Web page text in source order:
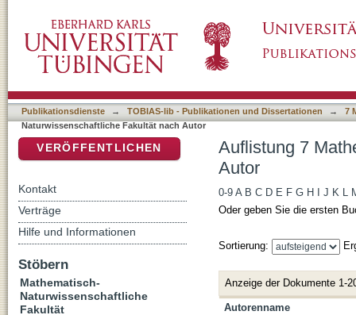
Publikationsdienste → TOBIAS-lib - Publikationen und Dissertationen →
7
Naturwissenschaftliche Fakultät nach Autor
Auflistung 7
Autor
0-9 A B C D E F G H J K L
Oder geben Sie die ersten
Sortierung:
Anzeige der Dokumente 1-
Autorenname
VERÖFFENTLICHEN
Kontakt
Verträge
Hilfe und Informationen
Stöbern
Mathematisch-
Naturwissenschaftliche
Fakultät